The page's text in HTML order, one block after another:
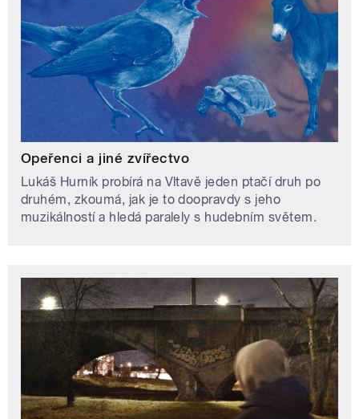
Opeřenci a jiné zvířectvo
Lukáš Hurník probírá na Vltavě jeden ptačí druh po
druhém, zkoumá, jak je to doopravdy s jeho
muzikálností a hledá paralely s hudebním světem.